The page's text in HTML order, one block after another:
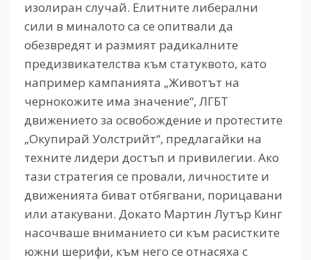
изолиран случай. Елитните либерални
сили в миналото са се опитвали да
обезвредят и размият радикалните
предизвикателства към статуквото, като
например кампанията „Животът на
чернокожите има значение“, ЛГБТ
движението за освобождение и протестите
„Окупирай Уолстрийт“, предлагайки на
техните лидери достъп и привилегии. Ако
тази стратегия се провали, личностите и
движенията биват отбягвани, порицавани
или атакувани. Докато Мартин Лутър Кинг
насочваше вниманието си към расистките
южни шерифи, към него се отнасяха с